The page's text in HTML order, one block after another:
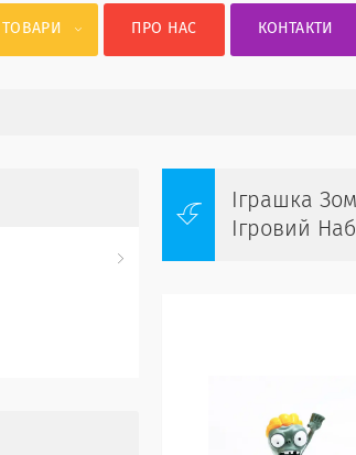
ТОВАРИ ПРО НАС КОНТАКТИ
Іграшка
Ігровий